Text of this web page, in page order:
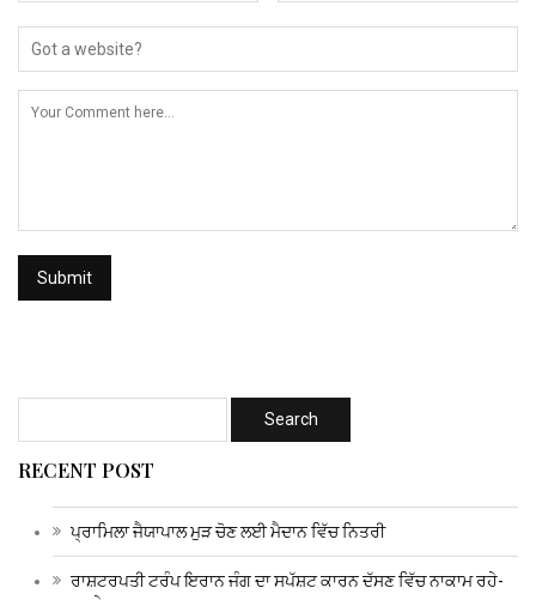
RECENT POST
ਪ੍ਰਾਮਿਲਾ ਜੈਯਾਪਾਲ ਮੁੜ ਚੋਣ ਲਈ ਮੈਦਾਨ ਵਿੱਚ ਨਿਤਰੀ
ਰਾਸ਼ਟਰਪਤੀ ਟਰੰਪ ਇਰਾਨ ਜੰਗ ਦਾ ਸਪੱਸ਼ਟ ਕਾਰਨ ਦੱਸਣ ਵਿੱਚ ਨਾਕਾਮ ਰਹੇ-